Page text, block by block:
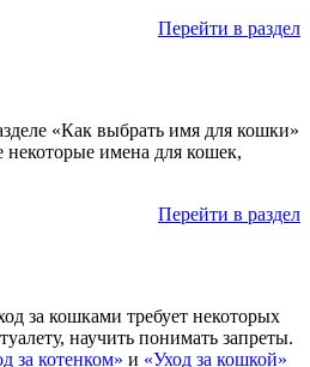
Перейти в раздел
«Как выбрать имя для кошки»
имена для кошек,
Перейти в раздел
за кошками требует некоторых
научить понимать запреты.
за котенком» и «Уход за кошкой»